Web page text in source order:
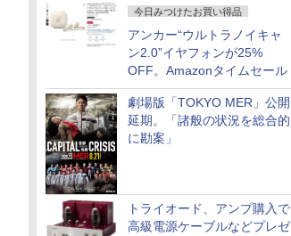
今日みつけたお買い得品
アンカー“ウルトラノイキャ
ン2.0”イヤフォンが25%
OFF。Amazonタイムセール
劇場版「TOKYO MER」公開
延期。「諸般の状況を総合的
に勘案」
トライオード、アンプ購入で
高級電源ケーブルなどプレゼ